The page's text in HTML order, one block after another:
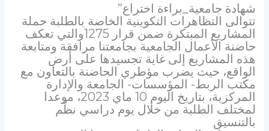
شهادة جامعية_براءة اختراع”
تتوالى التظاهرات التكوينية الخاصة بالطلبة حملة
المشاريع المبتكرة ضمن قرار 1275والتي تعكف
حاضنة الأعمال الجامعية بجامعتنا مرافقة ومتابعة
هذه المشاريع إلى غاية تجسيدها على أرض
الواقع، حيث يضرب مؤطري الحاضنة بالتعاون مع
مكتب الربط- المؤسسات- الجامعة والإدارة
المركزية، بتاريخ اليوم 10 ماي 2023، موعدا
لمختلف الطلبة من خلال يوم دراسي نظّم
بالتنسيق